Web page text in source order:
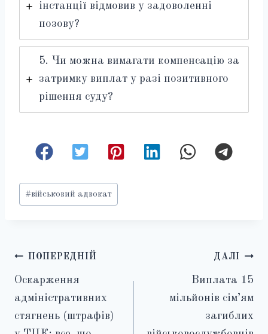
інстанції відмовив у задоволенні
позову?
5. Чи можна вимагати компенсацію за
затримку виплат у разі позитивного
рішення суду?
Позначки
запису:
#військовий адвокат
Навігація
записів
ПОПЕРЕДНІЙ
Оскарження
адміністративних
стягнень (штрафів)
ДАЛІ
Виплата 15
мільйонів сім’ям
загиблих